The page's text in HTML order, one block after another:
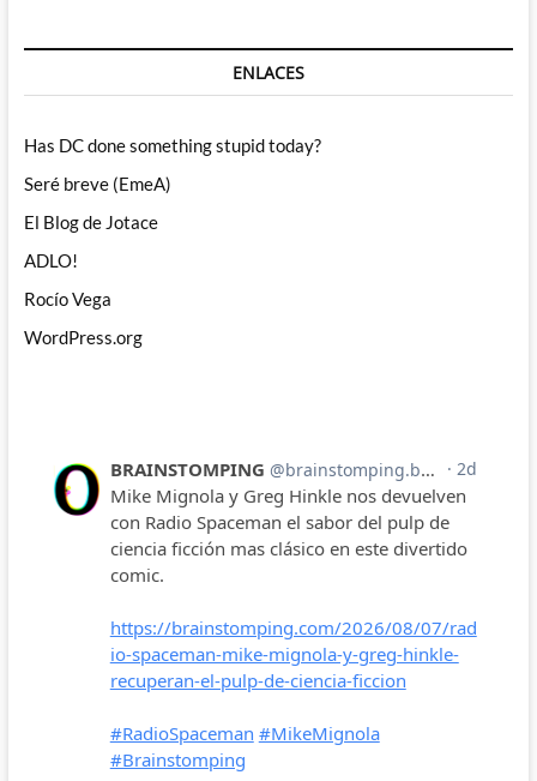
ENLACES
Has DC done something stupid today?
Seré breve (EmeA)
El Blog de Jotace
ADLO!
Rocío Vega
WordPress.org